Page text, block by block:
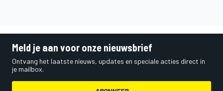
Meld je aan voor onze nieuwsbrief
Ontvang het laatste nieuws, updates en speciale acties direct in
je mailbox.